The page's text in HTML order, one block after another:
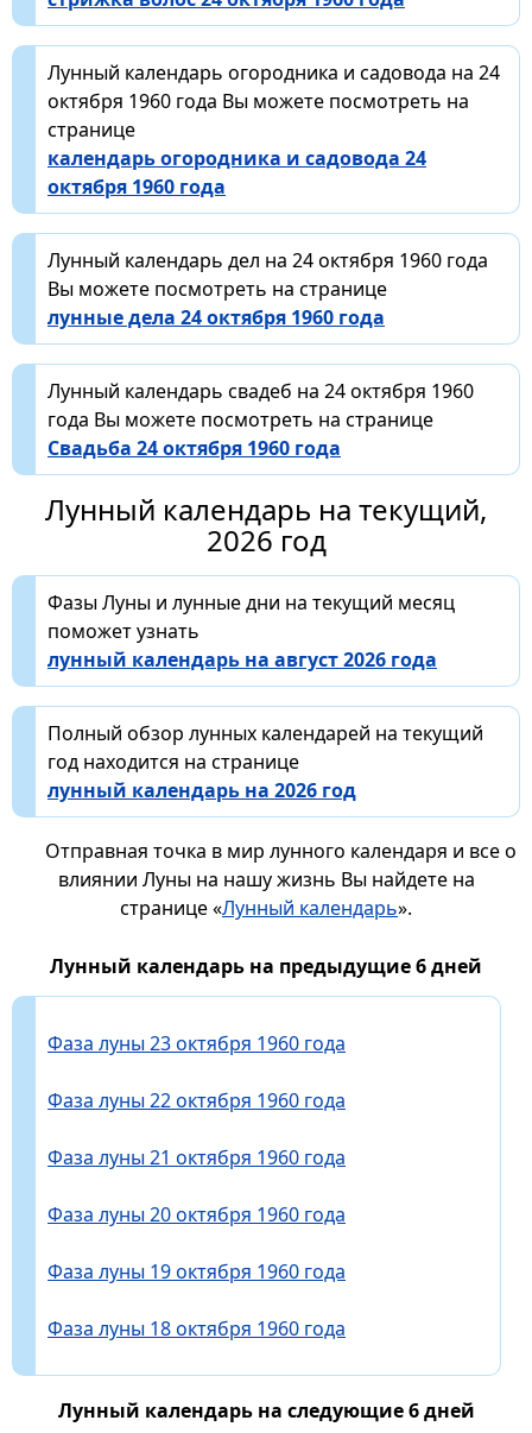
Лунный календарь огородника и садовода на 24
октября 1960 года Вы можете посмотреть на
странице
календарь огородника и садовода 24
октября 1960 года
Лунный календарь дел на 24 октября 1960 года
Вы можете посмотреть на странице
лунные дела 24 октября 1960 года
Лунный календарь свадеб на 24 октября 1960
года Вы можете посмотреть на странице
Свадьба 24 октября 1960 года
Лунный календарь на текущий,
2026 год
Фазы Луны и лунные дни на текущий месяц
поможет узнать
лунный календарь на август 2026 года
Полный обзор лунных календарей на текущий
год находится на странице
лунный календарь на 2026 год
Отправная точка в мир лунного календаря и все о
влиянии Луны на нашу жизнь Вы найдете на
странице «Лунный календарь».
Лунный календарь на предыдущие 6 дней
Фаза луны 23 октября 1960 года
Фаза луны 22 октября 1960 года
Фаза луны 21 октября 1960 года
Фаза луны 20 октября 1960 года
Фаза луны 19 октября 1960 года
Фаза луны 18 октября 1960 года
Лунный календарь на следующие 6 дней